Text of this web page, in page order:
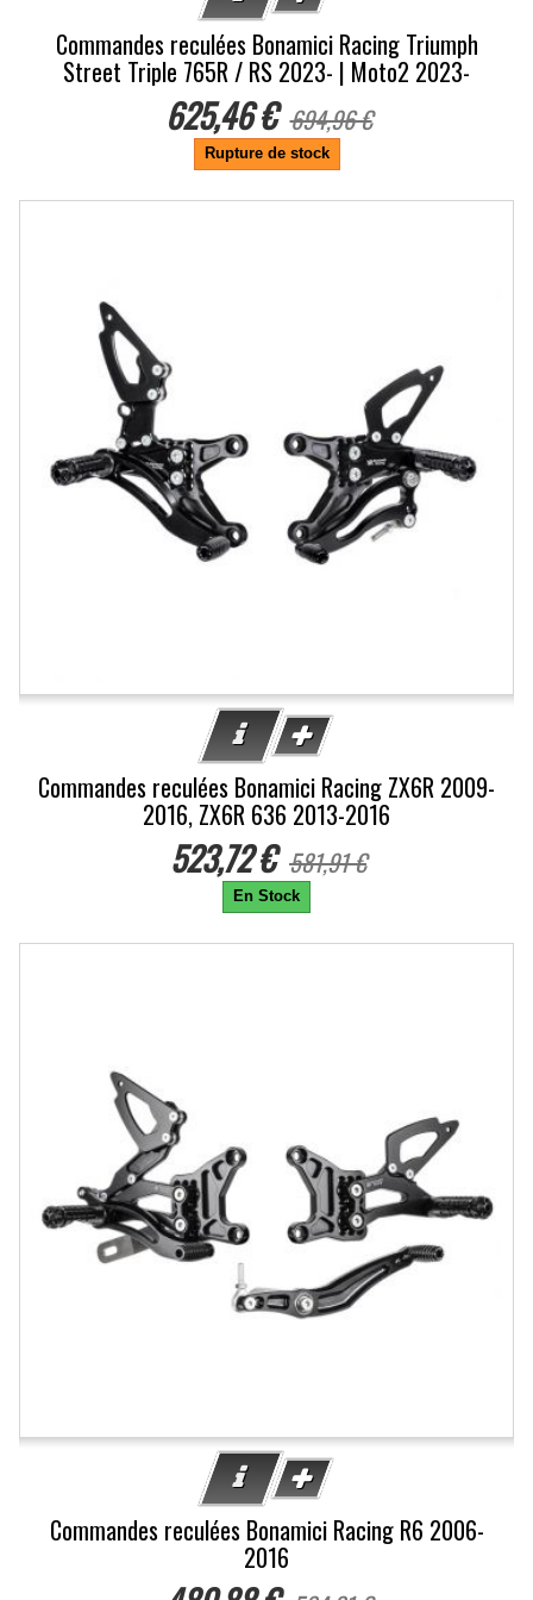
Commandes reculées Bonamici Racing Triumph
Street Triple 765R / RS 2023- | Moto2 2023-
625,46 € 694,96 €
Rupture de stock
Commandes reculées Bonamici Racing ZX6R 2009-
2016, ZX6R 636 2013-2016
523,72 € 581,91 €
En Stock
Commandes reculées Bonamici Racing R6 2006-
2016